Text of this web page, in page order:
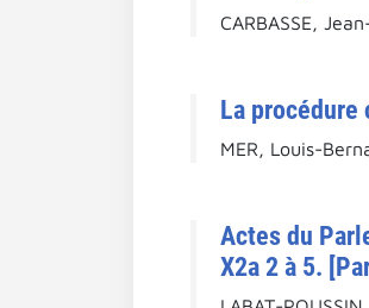
CARBASSE,
La
MER, Louis-
Actes du
X2a 2 à 5.